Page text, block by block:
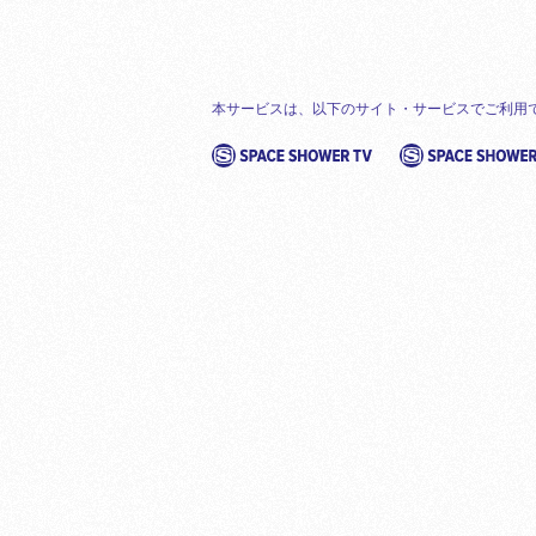
本サービスは、以下のサイト・サービスでご利用